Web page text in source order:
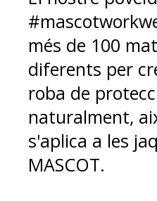
més de 100
diferents per
roba de
naturalment,
s'aplica a les
MASCOT.